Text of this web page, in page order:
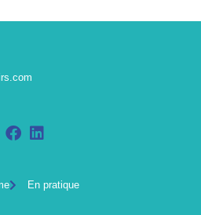
En pratique